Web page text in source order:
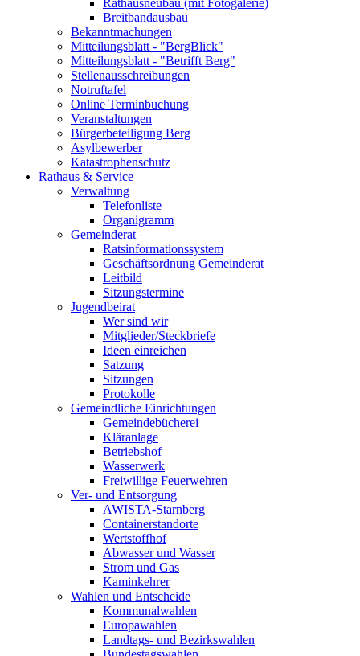
Rathausneubau (mit Fotogalerie)
Breitbandausbau
Bekanntmachungen
Mitteilungsblatt - "BergBlick"
Mitteilungsblatt - "Betrifft Berg"
Stellenausschreibungen
Notruftafel
Online Terminbuchung
Veranstaltungen
Bürgerbeteiligung Berg
Asylbewerber
Katastrophenschutz
Rathaus & Service
Verwaltung
Telefonliste
Organigramm
Gemeinderat
Ratsinformationssystem
Geschäftsordnung Gemeinderat
Leitbild
Sitzungstermine
Jugendbeirat
Wer sind wir
Mitglieder/Steckbriefe
Ideen einreichen
Satzung
Sitzungen
Protokolle
Gemeindliche Einrichtungen
Gemeindebücherei
Kläranlage
Betriebshof
Wasserwerk
Freiwillige Feuerwehren
Ver- und Entsorgung
AWISTA-Starnberg
Containerstandorte
Wertstoffhof
Abwasser und Wasser
Strom und Gas
Kaminkehrer
Wahlen und Entscheide
Kommunalwahlen
Europawahlen
Landtags- und Bezirkswahlen